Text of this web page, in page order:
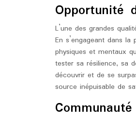
Opportunité
L’une des grandes
En s’engageant dans
physiques et mentaux
tester sa résilience, sa
découvrir et de se
source inépuisable de